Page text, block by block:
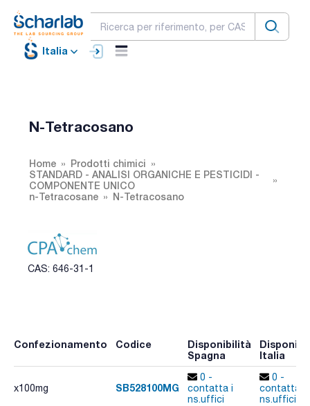
Italia
N-Tetracosano
Home
Prodotti chimici
STANDARD - ANALISI ORGANICHE E PESTICIDI -
COMPONENTE UNICO
n-Tetracosane
N-Tetracosano
CAS: 646-31-1
Confezionamento Codice
Disponibilità
Spagna
Italia
x100mg SB528100MG
0 -
contatta i
ns.uffici
0 -
contatta i
ns.uffici